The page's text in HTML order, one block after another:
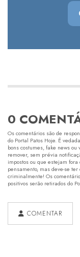
0
Os comentários são de
do Portal Patos Hoje. É
bons costumes, fake news
remover, sem prévia
impostos ou que estejam
pensamento, mas deve-se
criminalmente! Os
positivos serão retirados do
COMENTAR